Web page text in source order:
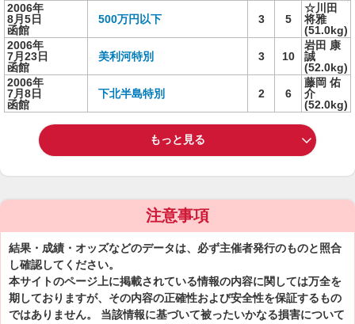
2006年
8月5日
函館
500万円以下 3 5
☆川田
将雅
(51.0kg)
2006年
7月23日
函館
美利河特別 3 10
岩田 康
誠
(52.0kg)
2006年
7月8日
函館
下北半島特別 2 6
藤岡 佑
介
(52.0kg)
もっと見る
注意事項
結果・成績・オッズなどのデータは、必ず主催者発行のものと照合
し確認してください。
本サイトのページ上に掲載されている情報の内容に関しては万全を
期しておりますが、その内容の正確性および安全性を保証するもの
ではありません。 当該情報に基づいて被ったいかなる損害について